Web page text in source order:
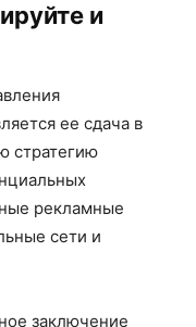
и
ее сдача в
стратегию
рекламные
сети и
заключение